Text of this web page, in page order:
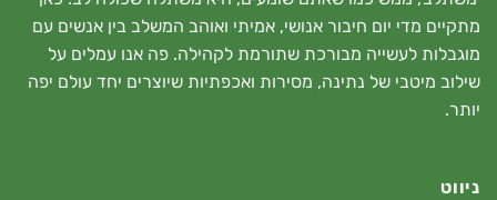
מתקיים מדי יום חיבור אנושי, אמיתי ואוהב המשלב בין אנשים עם
מוגבלות לעשייה מבורכת שתורמת לקהילה. פה אנו עמלים על
שילוב מיטבי של נתינה, מסירות ואכפתיות שיוצרים יחד עולם יפה
יותר.
ניווט